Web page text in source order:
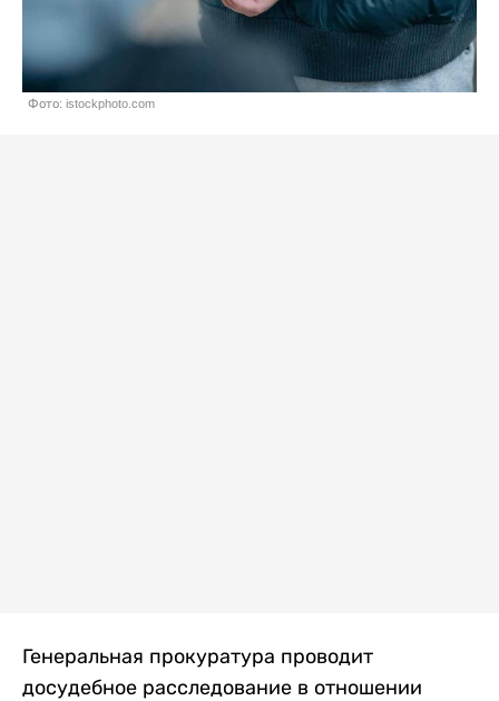
Фото: istockphoto.com
Генеральная прокуратура проводит
досудебное расследование в отношении